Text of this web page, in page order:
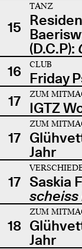
15
TANZ
(D.C.P):
16
CLUB
Friday
17
ZUM
IGTZ
17
ZUM
Jahr
17 Saskia
scheiss
18
ZUM
Jahr